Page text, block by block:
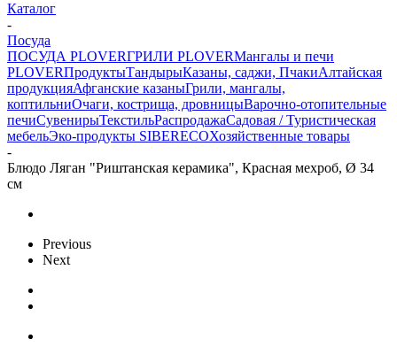
Каталог
-
Посуда
ПОСУДА PLOVERГРИЛИ PLOVERМангалы и печи
PLOVERПродуктыТандырыКазаны, саджи, ПчакиАлтайская
продукцияАфганские казаныГрили, мангалы,
коптильниОчаги, кострища, дровницыВарочно-отопительные
печиСувенирыТекстильРаспродажаСадовая / Туристическая
мебельЭко-продукты SIBERECOХозяйственные товары
-
Блюдо Ляган "Риштанская керамика", Красная мехроб, Ø 34
см
Previous
Next